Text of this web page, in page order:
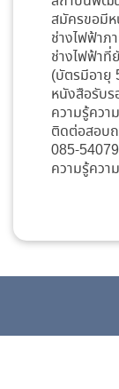
สมัครขอมีห
ช่างไฟฟ้าภ
ช่างไฟฟ้าที่
(บัตรมีอายุ
หนังสือรับร
ความรู้คว
ติดต่อสอบ
085-
ความรู้ควา